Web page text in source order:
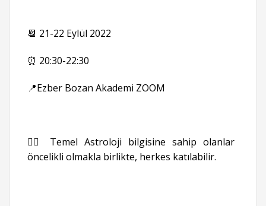
📆 21-22 Eylül 2022
⏰ 20:30-22:30
📍Ezber Bozan Akademi ZOOM
👉🏻 Temel Astroloji bilgisine sahip olanlar
öncelikli olmakla birlikte, herkes katılabilir.